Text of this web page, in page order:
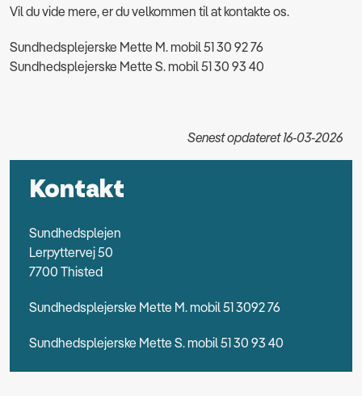
Vil du vide mere, er du velkommen til at kontakte os.
Sundhedsplejerske Mette M. mobil 51 30 92 76
Sundhedsplejerske Mette S. mobil 51 30 93 40
Senest opdateret 16-03-2026
Kontakt
Sundhedsplejen
Lerpyttervej 50
7700 Thisted
Sundhedsplejerske Mette M. mobil 51 3092 76
Sundhedsplejerske Mette S. mobil 51 30 93 40